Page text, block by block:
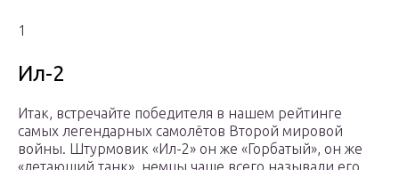
1
Ил-2
Итак, встречайте победителя в нашем рейтинге
самых легендарных самолётов Второй мировой
войны. Штурмовик «Ил-2» он же «Горбатый», он же
«летающий танк», немцы чаще всего называли его